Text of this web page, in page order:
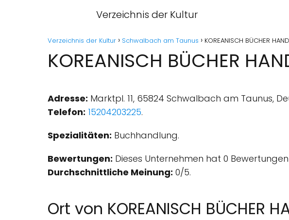
Verzeichnis der Kultur
Verzeichnis der Kultur Schwalbach am Taunus KOREANISCH BÜCHER
KOREANISCH BÜCHER
Adresse: Marktpl. 11, 65824 Schwalbach am Taunus,
Telefon: 15204203225.
Spezialitäten: Buchhandlung.
Bewertungen: Dieses Unternehmen hat 0
Durchschnittliche Meinung: 0/5.
Ort von KOREANISCH BÜCHER